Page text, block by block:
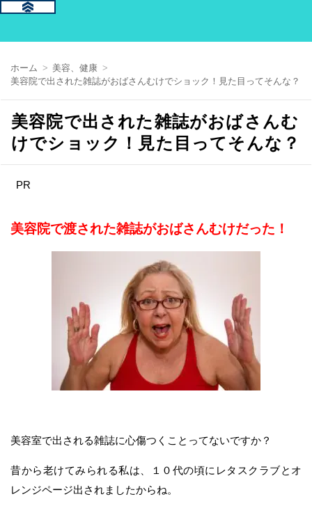
ホーム
美容、健康
美容院で出された雑誌がおばさんむけでショック！見た目ってそんな？
美容院で出された雑誌がおばさんむ
けでショック！見た目ってそんな？
PR
美容院で渡された雑誌がおばさんむけだった！
美容室で出される雑誌に心傷つくことってないですか？
昔から老けてみられる私は、１０代の頃にレタスクラブとオ
レンジページ出されましたからね。